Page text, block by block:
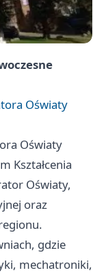
Oświaty
Oświaty
Kształcenia
Oświaty,
oraz
gdzie
mechatroniki,